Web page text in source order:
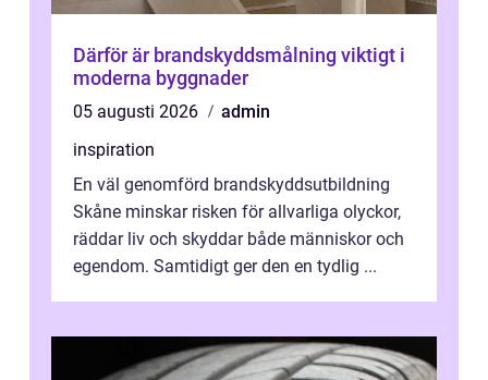
Därför är brandskyddsmålning viktigt i
moderna byggnader
05 augusti 2026
admin
inspiration
En väl genomförd brandskyddsutbildning
Skåne minskar risken för allvarliga olyckor,
räddar liv och skyddar både människor och
egendom. Samtidigt ger den en tydlig ...